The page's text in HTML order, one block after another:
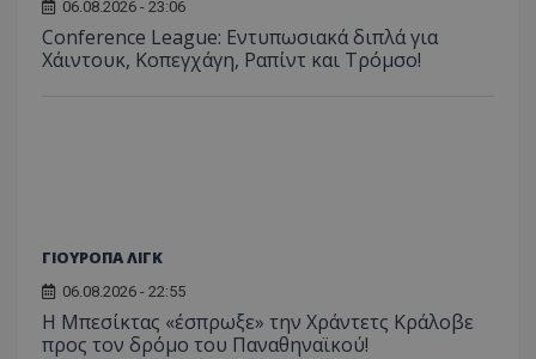
06.08.2026 - 23:06
Conference League: Εντυπωσιακά διπλά για
Χάιντουκ, Κοπεγχάγη, Ραπίντ και Τρόμσο!
ΓΙΟΥΡΟΠΑ ΛΙΓΚ
06.08.2026 - 22:55
Η Μπεσίκτας «έσπρωξε» την Χράντετς Κράλοβε
προς τον δρόμο του Παναθηναϊκού!